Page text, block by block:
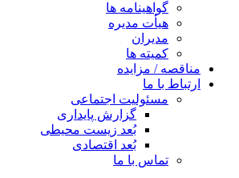
گواهینامه ها
هیأت مدیره
مدیران
کمیته ها
مناقصه / مزایده
ارتباط با ما
مسئولیت اجتماعی
گزارش پایداری
بُعد زیست محیطی
بُعد اقتصادی
تماس با ما